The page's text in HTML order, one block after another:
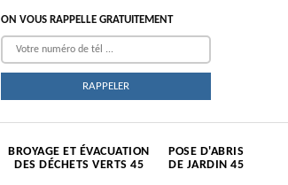
ON VOUS RAPPELLE GRATUITEMENT
BROYAGE ET ÉVACUATION
DES DÉCHETS VERTS 45
POSE D'ABRIS
DE JARDIN 45